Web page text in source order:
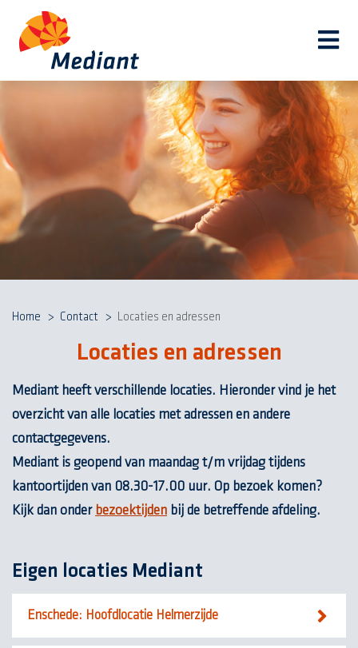
Home Contact Locaties en adressen
Locaties en adressen
Mediant heeft verschillende locaties. Hieronder vind je het
overzicht van alle locaties met adressen en andere
contactgegevens.
Mediant is geopend van maandag t/m vrijdag tijdens
kantoortijden van 08.30-17.00 uur. Op bezoek komen?
Kijk dan onder bezoektijden bij de betreffende afdeling.
Eigen locaties Mediant
Enschede: Hoofdlocatie Helmerzijde